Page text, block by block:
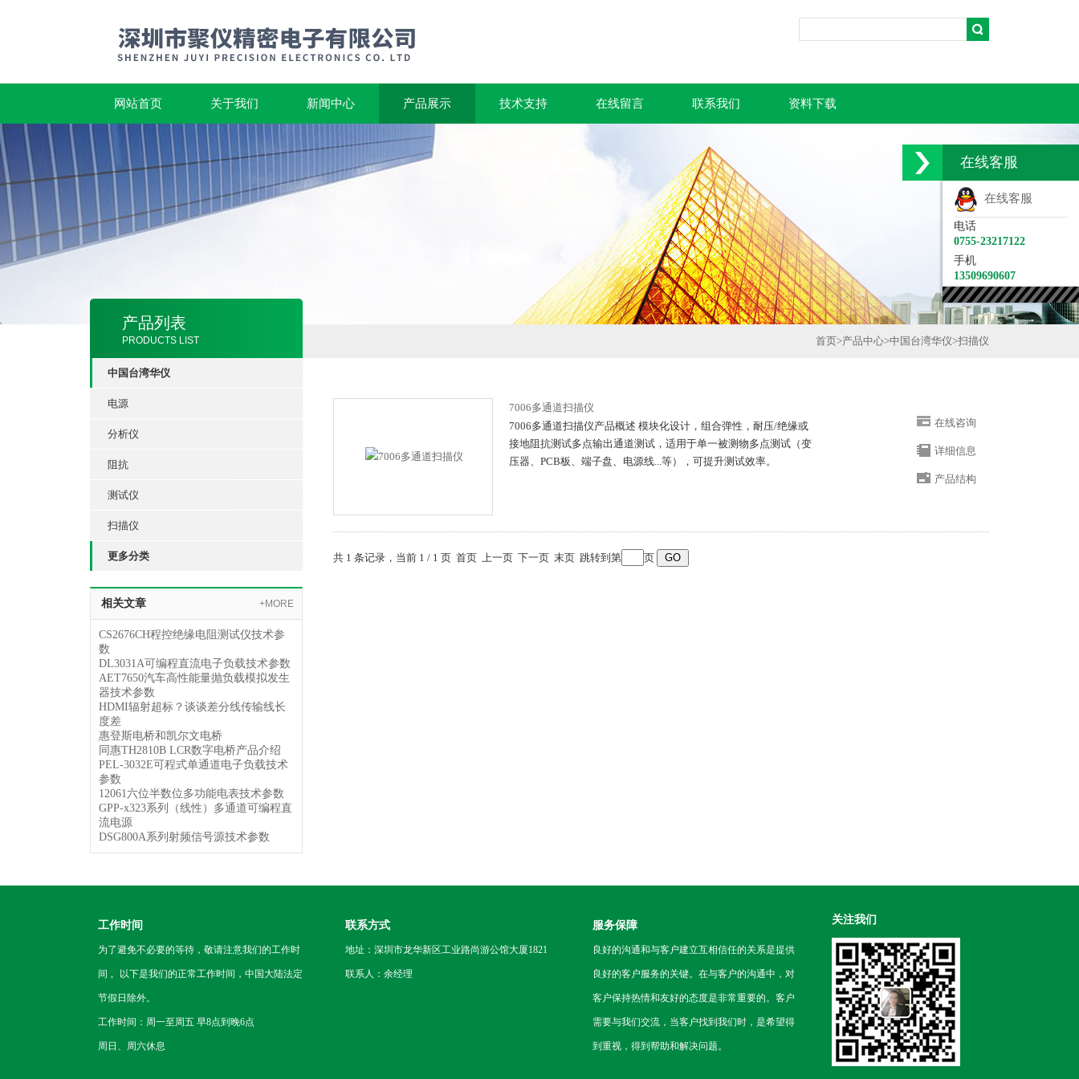
网站首页 关于我们 新闻中心 产品展示 技术支持 在线留言 联系我们 资料下载
产品列表
PRODUCTS LIST
中国台湾华仪
电源
分析仪
阻抗
测试仪
扫描仪
更多分类
相关文章 +MORE
CS2676CH程控绝缘电阻测试仪技术参
数
DL3031A可编程直流电子负载技术参数
AET7650汽车高性能量抛负载模拟发生
器技术参数
HDMI辐射超标？谈谈差分线传输线长
度差
惠登斯电桥和凯尔文电桥
同惠TH2810B LCR数字电桥产品介绍
PEL-3032E可程式单通道电子负载技术
参数
12061六位半数位多功能电表技术参数
GPP-x323系列（线性）多通道可编程直
流电源
DSG800A系列射频信号源技术参数
首页>产品中心>中国台湾华仪>扫描仪
7006多通道扫描仪
7006多通道扫描仪产品概述 模块化设计，组合弹性，耐压/绝缘或
接地阻抗测试多点输出通道测试，适用于单一被测物多点测试（变
压器、PCB板、端子盘、电源线...等），可提升测试效率。
在线咨询
详细信息
产品结构
共 1 条记录，当前 1 / 1 页 首页 上一页 下一页 末页 跳转到第 页
工作时间
为了避免不必要的等待，敬请注意我们的工作时
间 。以下是我们的正常工作时间，中国大陆法定
节假日除外。
工作时间：周一至周五 早8点到晚6点
周日、周六休息
联系方式
地址：深圳市龙华新区工业路尚游公馆大厦1821
联系人：余经理
服务保障
良好的沟通和与客户建立互相信任的关系是提供
良好的客户服务的关键。在与客户的沟通中，对
客户保持热情和友好的态度是非常重要的。客户
需要与我们交流，当客户找到我们时，是希望得
到重视，得到帮助和解决问题。
关注我们
在线客服
在线客服
电话
0755-23217122
手机
13509690607